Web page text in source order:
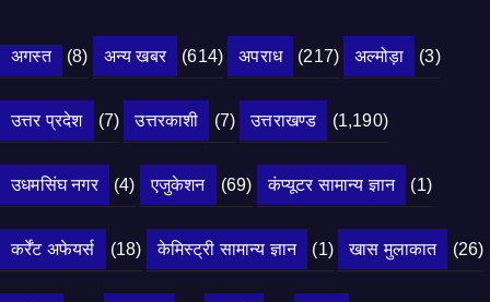
अगस्त (8) अन्य खबर (614) अपराध (217) अल्मोड़ा (3)
उत्तर प्रदेश (7) उत्तरकाशी (7) उत्तराखण्ड (1,190)
उधमसिंघ नगर (4) एजुकेशन (69) कंप्यूटर सामान्य ज्ञान (1)
कर्रेंट अफेयर्स (18) केमिस्ट्री सामान्य ज्ञान (1) खास मुलाकात (26)